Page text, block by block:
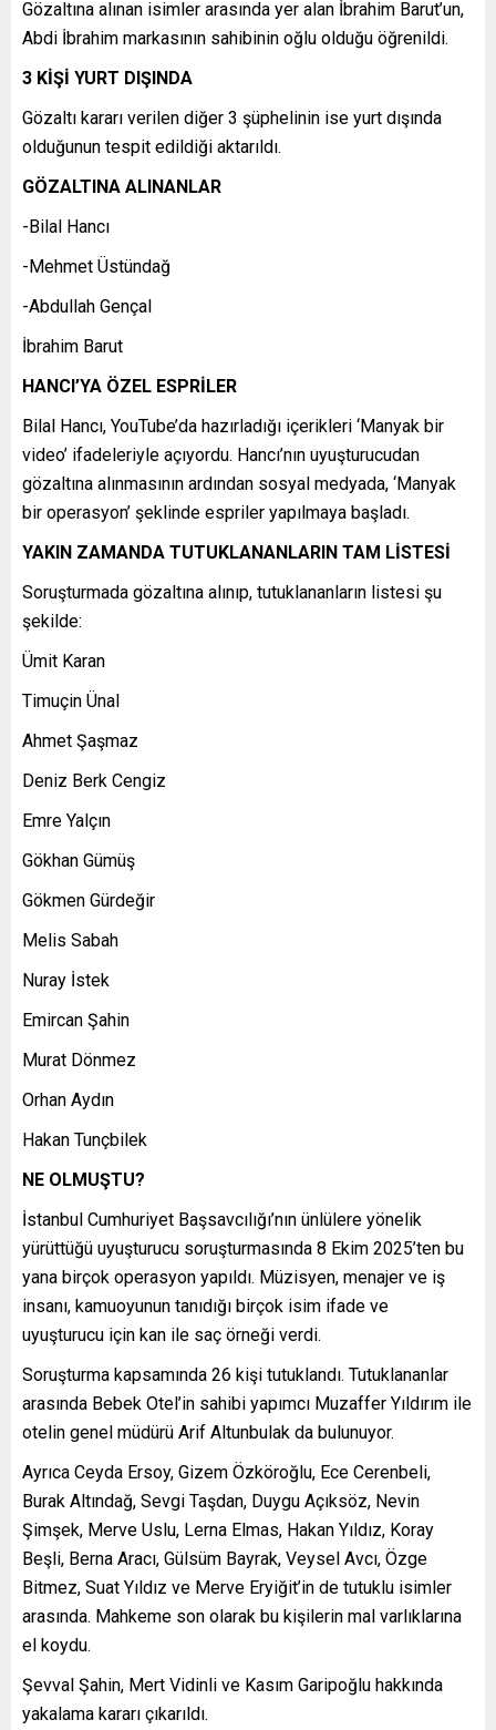
Gözaltına alınan isimler arasında yer alan İbrahim Barut’un,
Abdi İbrahim markasının sahibinin oğlu olduğu öğrenildi.
3 KİŞİ YURT DIŞINDA
Gözaltı kararı verilen diğer 3 şüphelinin ise yurt dışında
olduğunun tespit edildiği aktarıldı.
GÖZALTINA ALINANLAR
-Bilal Hancı
-Mehmet Üstündağ
-Abdullah Gençal
İbrahim Barut
HANCI’YA ÖZEL ESPRİLER
Bilal Hancı, YouTube’da hazırladığı içerikleri ‘Manyak bir
video’ ifadeleriyle açıyordu. Hancı’nın uyuşturucudan
gözaltına alınmasının ardından sosyal medyada, ‘Manyak
bir operasyon’ şeklinde espriler yapılmaya başladı.
YAKIN ZAMANDA TUTUKLANANLARIN TAM LİSTESİ
Soruşturmada gözaltına alınıp, tutuklananların listesi şu
şekilde:
Ümit Karan
Timuçin Ünal
Ahmet Şaşmaz
Deniz Berk Cengiz
Emre Yalçın
Gökhan Gümüş
Gökmen Gürdeğir
Melis Sabah
Nuray İstek
Emircan Şahin
Murat Dönmez
Orhan Aydın
Hakan Tunçbilek
NE OLMUŞTU?
İstanbul Cumhuriyet Başsavcılığı’nın ünlülere yönelik
yürüttüğü uyuşturucu soruşturmasında 8 Ekim 2025’ten bu
yana birçok operasyon yapıldı. Müzisyen, menajer ve iş
insanı, kamuoyunun tanıdığı birçok isim ifade ve
uyuşturucu için kan ile saç örneği verdi.
Soruşturma kapsamında 26 kişi tutuklandı. Tutuklananlar
arasında Bebek Otel’in sahibi yapımcı Muzaffer Yıldırım ile
otelin genel müdürü Arif Altunbulak da bulunuyor.
Ayrıca Ceyda Ersoy, Gizem Özköroğlu, Ece Cerenbeli,
Burak Altındağ, Sevgi Taşdan, Duygu Açıksöz, Nevin
Şimşek, Merve Uslu, Lerna Elmas, Hakan Yıldız, Koray
Beşli, Berna Aracı, Gülsüm Bayrak, Veysel Avcı, Özge
Bitmez, Suat Yıldız ve Merve Eryiğit’in de tutuklu isimler
arasında. Mahkeme son olarak bu kişilerin mal varlıklarına
el koydu.
Şevval Şahin, Mert Vidinli ve Kasım Garipoğlu hakkında
yakalama kararı çıkarıldı.